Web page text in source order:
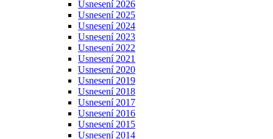
Usnesení 2026
Usnesení 2025
Usnesení 2024
Usnesení 2023
Usnesení 2022
Usnesení 2021
Usnesení 2020
Usnesení 2019
Usnesení 2018
Usnesení 2017
Usnesení 2016
Usnesení 2015
Usnesení 2014